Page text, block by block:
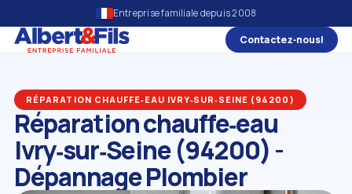
Entreprise familiale depuis 2008
Contactez‑nous!
RÉPARATION CHAUFFE‑EAU IVRY‑SUR‑SEINE (94200)
Réparation chauffe‑eau
Ivry‑sur‑Seine (94200) -
Dépannage Plombier